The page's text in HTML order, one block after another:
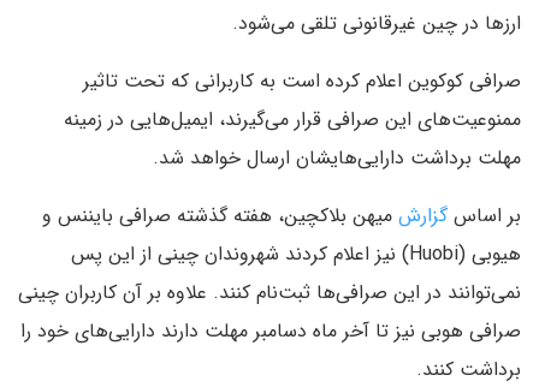
ارزها در چین غیرقانونی تلقی می‌شود.
صرافی کوکوین اعلام کرده است به کاربرانی که تحت تاثیر
ممنوعیت‌های این صرافی قرار می‌گیرند، ایمیل‌هایی در زمینه
مهلت برداشت دارایی‌هایشان ارسال خواهد شد.
بر اساسگزارش میهن بلاکچین، هفته گذشته صرافی بایننس و
هیوبی (Huobi) نیز اعلام کردند شهروندان چینی از این پس
نمی‌توانند در این صرافی‌ها ثبت‌نام کنند. علاوه بر آن کاربران چینی
صرافی هوبی نیز تا آخر ماه دسامبر مهلت دارند دارایی‌های خود را
برداشت کنند.